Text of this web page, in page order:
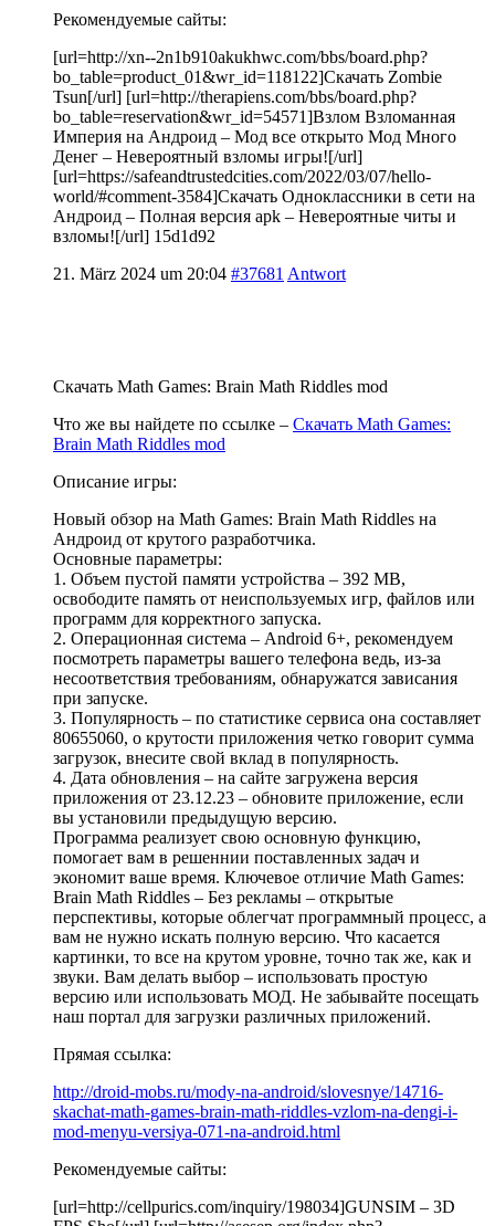
Рекомендуемые сайты:
[url=http://xn--2n1b910akukhwc.com/bbs/board.php?
bo_table=product_01&wr_id=118122]Скачать Zombie
Tsun[/url] [url=http://therapiens.com/bbs/board.php?
bo_table=reservation&wr_id=54571]Взлом Взломанная
Империя на Андроид – Мод все открыто Мод Много
Денег – Невероятный взломы игры![/url]
[url=https://safeandtrustedcities.com/2022/03/07/hello-
world/#comment-3584]Скачать Одноклассники в сети на
Андроид – Полная версия apk – Невероятные читы и
взломы![/url] 15d1d92
21. März 2024 um 20:04 #37681 Antwort
Скачать Math Games: Brain Math Riddles mod
Что же вы найдете по ссылке – Скачать Math Games:
Brain Math Riddles mod
Описание игры:
Новый обзор на Math Games: Brain Math Riddles на
Андроид от крутого разработчика.
Основные параметры:
1. Объем пустой памяти устройства – 392 MB,
освободите память от неиспользуемых игр, файлов или
программ для корректного запуска.
2. Операционная система – Android 6+, рекомендуем
посмотреть параметры вашего телефона ведь, из-за
несоответствия требованиям, обнаружатся зависания
при запуске.
3. Популярность – по статистике сервиса она составляет
80655060, о крутости приложения четко говорит сумма
загрузок, внесите свой вклад в популярность.
4. Дата обновления – на сайте загружена версия
приложения от 23.12.23 – обновите приложение, если
вы установили предыдущую версию.
Программа реализует свою основную функцию,
помогает вам в решеннии поставленных задач и
экономит ваше время. Ключевое отличие Math Games:
Brain Math Riddles – Без рекламы – открытые
перспективы, которые облегчат программный процесс, а
вам не нужно искать полную версию. Что касается
картинки, то все на крутом уровне, точно так же, как и
звуки. Вам делать выбор – использовать простую
версию или использовать МОД. Не забывайте посещать
наш портал для загрузки различных приложений.
Прямая ссылка:
http://droid-mobs.ru/mody-na-android/slovesnye/14716-
skachat-math-games-brain-math-riddles-vzlom-na-dengi-i-
mod-menyu-versiya-071-na-android.html
Рекомендуемые сайты:
[url=http://cellpurics.com/inquiry/198034]GUNSIM – 3D